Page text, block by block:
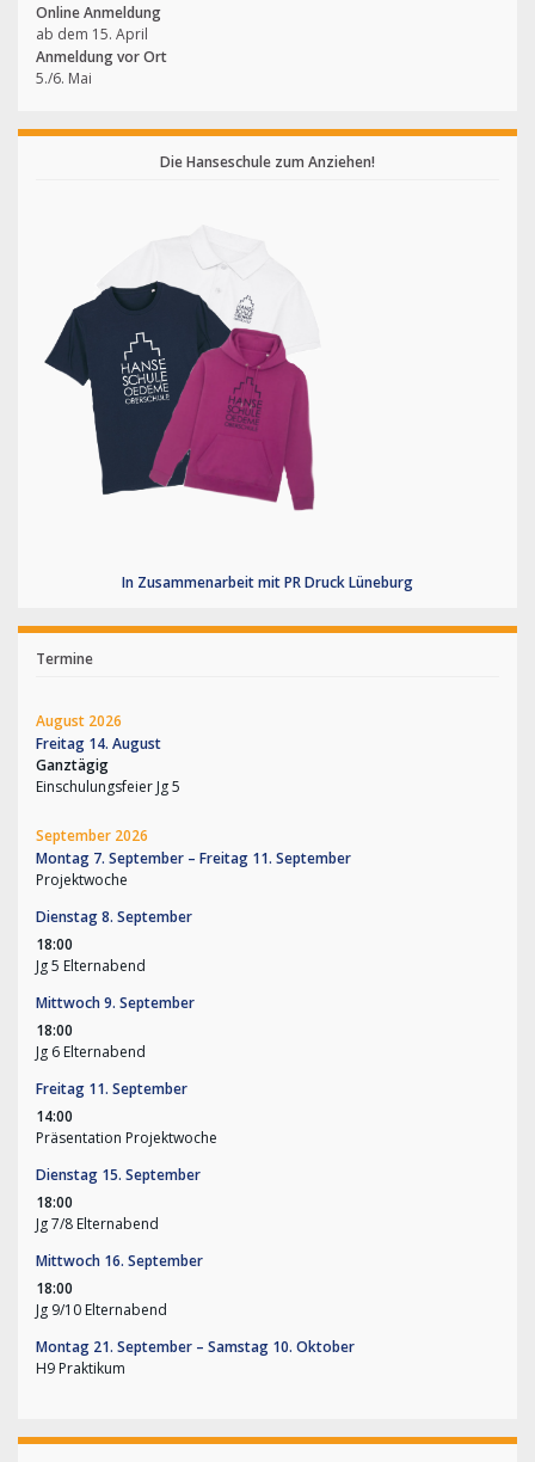
Online Anmeldung
ab dem 15. April
Anmeldung vor Ort
5./6. Mai
Die Hanseschule zum Anziehen!
In Zusammenarbeit mit PR Druck Lüneburg
Termine
August 2026
Freitag 14. August
Ganztägig
Einschulungsfeier Jg 5
September 2026
Montag 7. September – Freitag 11. September
Projektwoche
Dienstag8. September
18:00
Jg 5 Elternabend
Mittwoch9. September
18:00
Jg 6 Elternabend
Freitag 11. September
14:00
Präsentation Projektwoche
Dienstag 15. September
18:00
Jg 7/8 Elternabend
Mittwoch 16. September
18:00
Jg 9/10 Elternabend
Montag 21. September – Samstag 10. Oktober
H9 Praktikum